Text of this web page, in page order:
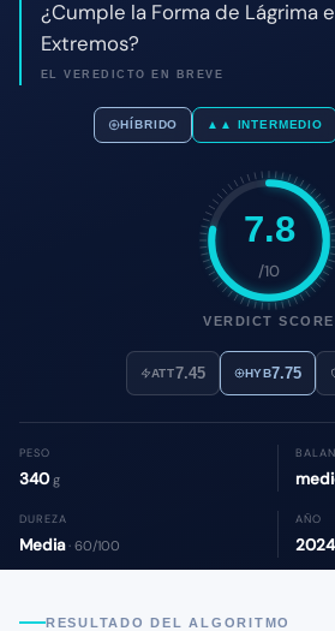
7.8
/10
VERDICT SCORE
ATT7.45 HYB7.75
PESO
340g
DUREZA
Media· 60/100
AÑO
2024
RESULTADO DEL ALGORITMO